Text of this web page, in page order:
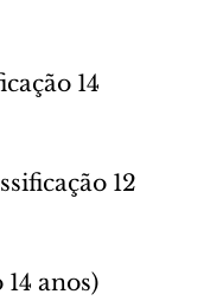
14
12
anos)